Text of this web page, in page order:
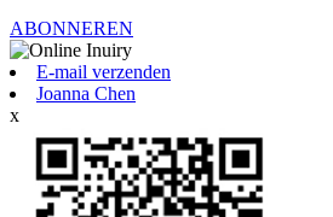
ABONNEREN
E-mail verzenden
Joanna Chen
x